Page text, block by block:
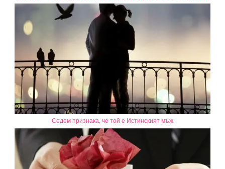
Седем признака, че той е Истинският мъж